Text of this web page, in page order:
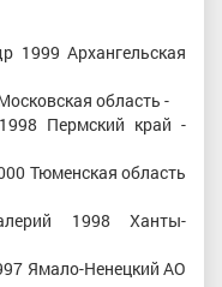
1999 Архангельская
область -
Пермский край -
Тюменская область
1998 Ханты-
Ямало-Ненецкий АО